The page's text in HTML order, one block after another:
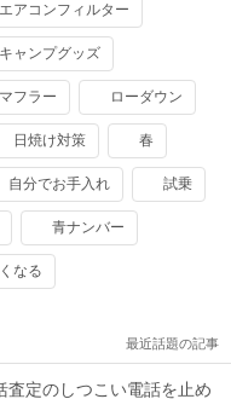
エアコンフィルター
キャンプグッズ
マフラー ローダウン
日焼け対策 春
自分でお手入れ 試乗
青ナンバー
なる
最近話題の記事
査定のしつこい電話を止め